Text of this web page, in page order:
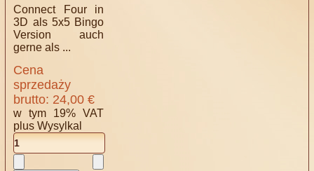
Connect Four in
3D als 5x5 Bingo
Version auch
gerne als ...
Cena
sprzedaży
brutto: 24,00 €
w tym 19% VAT
plusWysylkal